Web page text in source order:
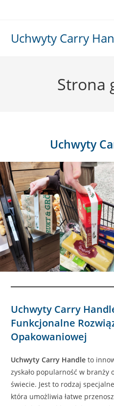
Uchwyty Carry
Strona
Uchwyty
Uchwyty Carry
Funkcjonalne
Opakowaniowej
Uchwyty Carry Handle to
zyskało popularność w branży
świecie. Jest to rodzaj
która umożliwia łatwe